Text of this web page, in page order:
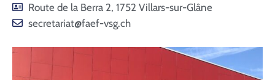
Route de la Berra 2, 1752 Villars-sur-Glâne
secretariat@faef-vsg.ch